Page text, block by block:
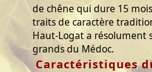
de chêne qui dure 15
traits de caractère
Haut-Logat a résolument
grands du Médoc.
Caractéristiques